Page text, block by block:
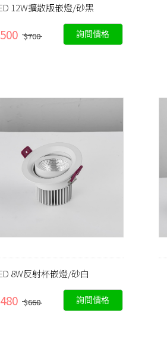
12W擴散版嵌燈/砂黑
$700 詢問價格
8W反射杯嵌燈/砂白
$660 詢問價格